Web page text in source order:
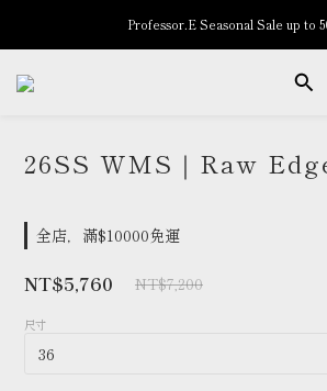
New Arrivals
Professor.E Seasonal Sale up to
26SS WMS｜Raw
全店，滿$10000免運
NT$5,760 NT$7,200
尺寸